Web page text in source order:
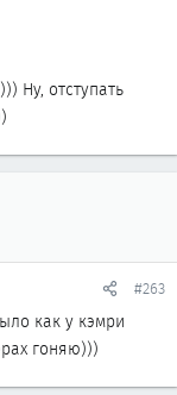
Ну, отступать
#263
как у кэмри
гоняю)))